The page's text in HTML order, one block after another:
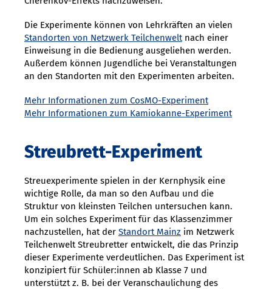
Die Experimente können von Lehrkräften an vielen
Standorten von Netzwerk Teilchenweltnach einer
Einweisung in die Bedienung ausgeliehen werden.
Außerdem können Jugendliche bei Veranstaltungen
an den Standorten mit den Experimenten arbeiten.
Mehr Informationen zum CosMO-Experiment
Mehr Informationen zum Kamiokanne-Experiment
Streubrett-Experiment
Streuexperimente spielen in der Kernphysik eine
wichtige Rolle, da man so den Aufbau und die
Struktur von kleinsten Teilchen untersuchen kann.
Um ein solches Experiment für das Klassenzimmer
nachzustellen, hat der Standort Mainz im Netzwerk
Teilchenwelt Streubretter entwickelt, die das Prinzip
dieser Experimente verdeutlichen. Das Experiment ist
konzipiert für Schüler:innen ab Klasse 7 und
unterstützt z. B. bei der Veranschaulichung des